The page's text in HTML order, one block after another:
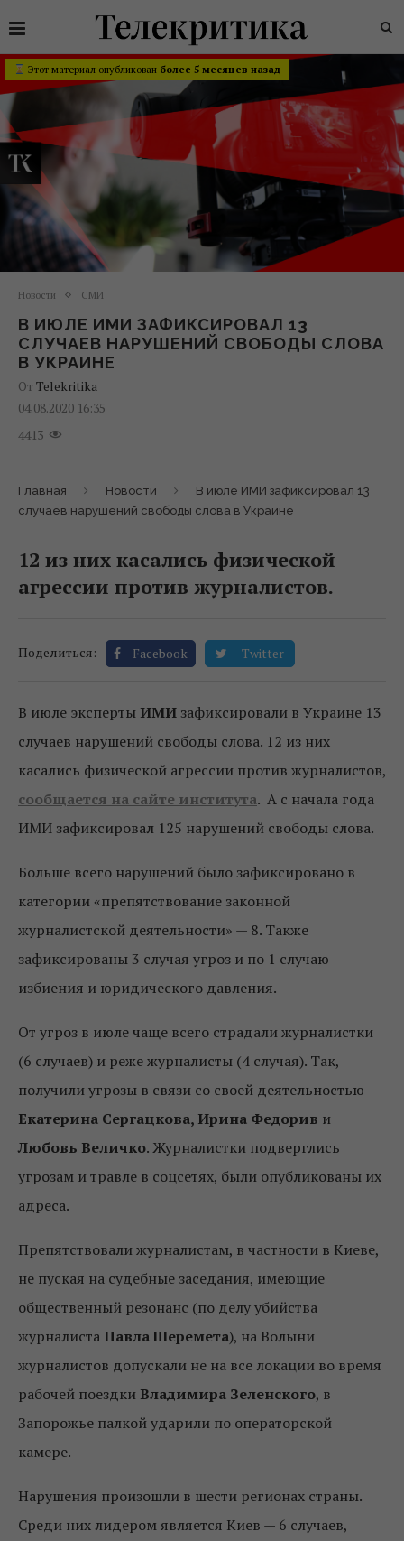
Этот материал опубликован более 5 месяцев назад
Новости СМИ
В ИЮЛЕ ИМИ ЗАФИКСИРОВАЛ 13
СЛУЧАЕВ НАРУШЕНИЙ СВОБОДЫ СЛОВА
В УКРАИНЕ
От Telekritika
04.08.2020 16:35
4413
Главная Новости
В июле ИМИ зафиксировал 13
случаев нарушений свободы слова в Украине
12 из них касались физической
агрессии против журналистов.
Поделиться: Facebook Twitter
В июле эксперты ИМИ зафиксировали в Украине 13
случаев нарушений свободы слова. 12 из них
касались физической агрессии против журналистов,
сообщается на сайте института. А с начала года
ИМИ зафиксировал 125 нарушений свободы слова.
Больше всего нарушений было зафиксировано в
категории «препятствование законной
журналистской деятельности» — 8. Также
зафиксированы 3 случая угроз и по 1 случаю
избиения и юридического давления.
От угроз в июле чаще всего страдали журналистки
(6 случаев) и реже журналисты (4 случая). Так,
получили угрозы в связи со своей деятельностью
Екатерина Сергацкова, Ирина Федорив и
Любовь Величко. Журналистки подверглись
угрозам и травле в соцсетях, были опубликованы их
адреса.
Препятствовали журналистам, в частности в Киеве,
не пуская на судебные заседания, имеющие
общественный резонанс (по делу убийства
журналиста Павла Шеремета), на Волыни
журналистов допускали не на все локации во время
рабочей поездки Владимира Зеленского, в
Запорожье палкой ударили по операторской
камере.
Нарушения произошли в шести регионах страны.
Среди них лидером является Киев — 6 случаев,